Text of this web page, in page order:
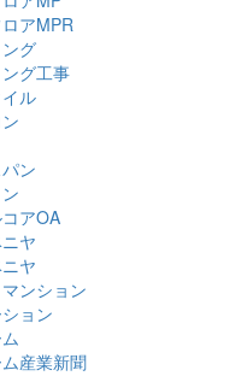
アMPR
グ
グ工事
ル
ン
アOA
ヤ
ヤ
ンション
ョン
産業新聞